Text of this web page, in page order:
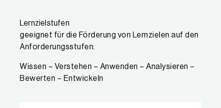
Lernzielstufen
geeignet für die Förderung von Lernzielen auf den
Anforderungsstufen:
Wissen – Verstehen – Anwenden – Analysieren –
Bewerten – Entwickeln